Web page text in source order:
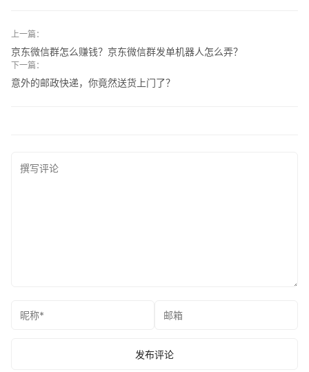
上一篇：
京东微信群怎么赚钱？京东微信群发单机器人怎么弄？
下一篇：
意外的邮政快递，你竟然送货上门了？